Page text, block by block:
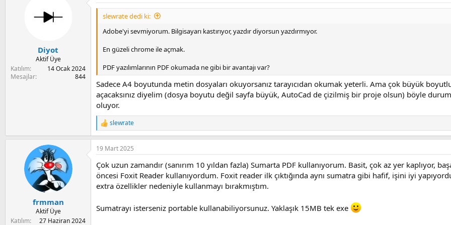
Diyot
Aktif Üye
Katılım
14 Ocak 2024
Mesajlar
844
slewrate dedi ki:
Adobe'yi sevmiyorum. Bilgisayarı kastırıyor, yazdır diyorsun yazdırmıyor.
En güzeli chrome ile açmak.
PDF yazılımlarının PDF okumada ne gibi bir avantajı var?
Sadece A4 boyutunda metin dosyaları okuyorsanız tarayıcıdan okumak yeterli. Ama çok büyük
açacaksınız diyelim (dosya boyutu değil sayfa büyük, AutoCad de çizilmiş bir proje olsun) böyle
oluyor.
R
e
a
c
i
o
s
slewrate
frmman
Aktif Üye
Katılım
27 Haziran 2024
19 Mart 2025
Çok uzun zamandır (sanırım 10 yıldan fazla) Sumarta PDF kullanıyorum. Basit, çok az yer kaplıyor,
öncesi Foxit Reader kullanıyordum. Foxit reader ilk çıktığında aynı sumatra gibi hafif, işini iyi
extra özellikler nedeniyle kullanmayı bırakmıştım.
Sumatrayı isterseniz portable kullanabiliyorsunuz. Yaklaşık 15MB tek exe